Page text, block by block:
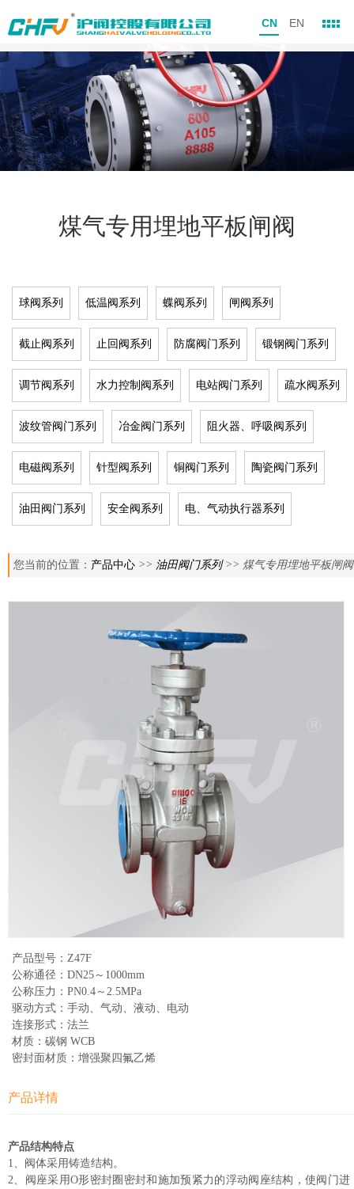
CN EN
煤气专用埋地平板闸阀
球阀系列 低温阀系列 蝶阀系列 闸阀系列
截止阀系列 止回阀系列 防腐阀门系列 锻钢阀门系列
调节阀系列 水力控制阀系列 电站阀门系列 疏水阀系列
波纹管阀门系列 冶金阀门系列 阻火器、呼吸阀系列
电磁阀系列 针型阀系列 铜阀门系列 陶瓷阀门系列
油田阀门系列 安全阀系列 电、气动执行器系列
您当前的位置： 产品中心 >> 油田阀门系列>> 煤气专用埋地平板闸阀
产品型号：Z47F
公称通径：DN25～1000mm
公称压力：PN0.4～2.5MPa
驱动方式：手动、气动、液动、电动
连接形式：法兰
材质：碳钢 WCB
密封面材质：增强聚四氟乙烯
产品详情
产品结构特点
1、阀体采用铸造结构。
2、阀座采用O形密封圈密封和施加预紧力的浮动阀座结构，使阀门进